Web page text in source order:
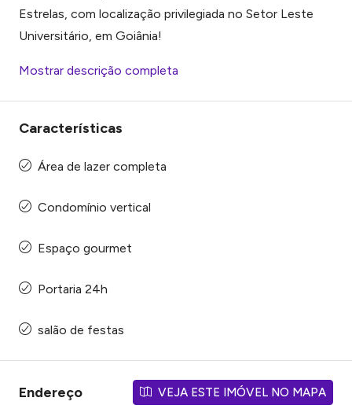
Estrelas, com localização privilegiada no Setor Leste
Universitário, em Goiânia!
Mostrar descrição completa
Características
Área de lazer completa
Condomínio vertical
Espaço gourmet
Portaria 24h
salão de festas
Endereço VEJA ESTE IMÓVEL NO MAPA